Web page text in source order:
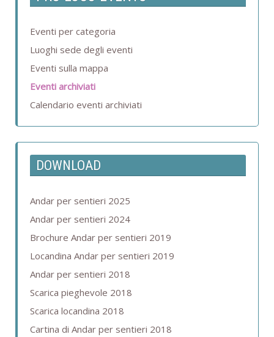
Eventi per categoria
Luoghi sede degli eventi
Eventi sulla mappa
Eventi archiviati
Calendario eventi archiviati
DOWNLOAD
Andar per sentieri 2025
Andar per sentieri 2024
Brochure Andar per sentieri 2019
Locandina Andar per sentieri 2019
Andar per sentieri 2018
Scarica pieghevole 2018
Scarica locandina 2018
Cartina di Andar per sentieri 2018